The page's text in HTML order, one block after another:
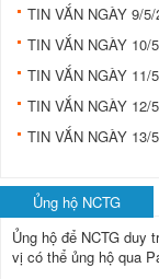
TIN VẮN NGÀY 9/5/
TIN VẮN NGÀY 10/
TIN VẮN NGÀY 11/
TIN VẮN NGÀY 12/
TIN VẮN NGÀY 13/
Ủng hộ NCTG
Ủng hộ để NCTG duy
vị có thể ủng hộ qua